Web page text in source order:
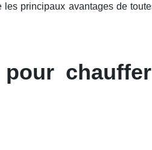
principaux avantages de